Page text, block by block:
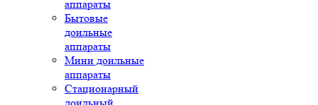
аппараты
Бытовые
доильные
аппараты
Мини доильные
аппараты
Стационарный